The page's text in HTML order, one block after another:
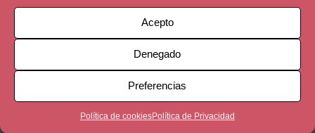
Acepto
Denegado
Preferencias
Política de cookiesPolítica de Privacidad
ESTRELLA
14,90€